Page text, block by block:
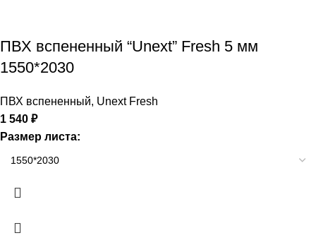
ПВХ вспененный “Unext” Fresh 5 мм
1550*2030
ПВХ вспененный, Unext Fresh
1 540 ₽
Размер листа: